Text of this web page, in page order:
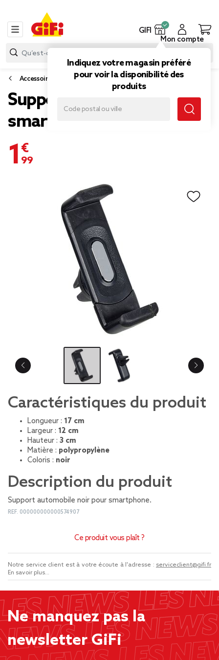
GIFI
Indiquez votre magasin préféré
pour voir la disponibilité des
produits
Mon compte
Accessoires smartphone et tablette
Support auto pour
smartphone
1,99 €
Caractéristiques du produit
Longueur : 17 cm
Largeur : 12 cm
Hauteur : 3 cm
Matière : polypropylène
Coloris : noir
Description du produit
Support automobile noir pour smartphone.
REF. 000000000000574907
Ce produit vous plaît ?
Notre service client est à votre écoute à l'adresse : serviceclient@gifi.fr
En savoir plus...
Ne manquez pas la
newsletter GiFi